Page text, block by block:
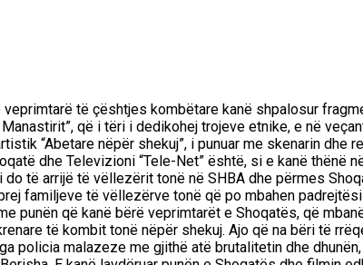
të çështjes kombëtare kanë shpalosur
që i tëri i dedikohej trojeve etnike, e në
“Abetare nëpër shekuj”, i punuar me skenarin dhe
dhe Televizioni “Tele-Net” është, si e kanë thënë
të arrijë të vëllezërit tonë në SHBA dhe përmes
familjeve të vëllezërve tonë që po mbahen
punën që kanë bërë veprimtarët e Shoqatës, që
të kombit tonë nëpër shekuj. Ajo që na bëri të
malazeze me gjithë atë brutalitetin dhe